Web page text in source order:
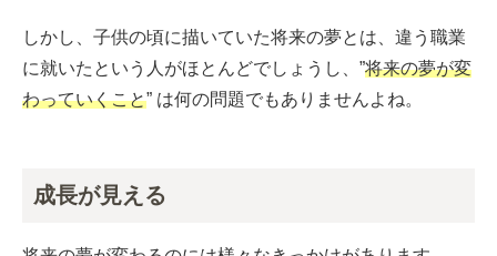
しかし、子供の頃に描いていた将来の夢とは、違う職業
に就いたという人がほとんどでしょうし、”将来の夢が変
わっていくこと” は何の問題でもありませんよね。
成長が見える